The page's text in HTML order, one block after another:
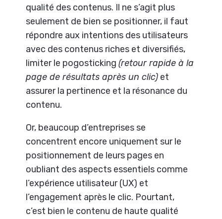
qualité des contenus. Il ne s’agit plus
seulement de bien se positionner, il faut
répondre aux intentions des utilisateurs
avec des contenus riches et diversifiés,
limiter le pogosticking(retour rapide à la
page de résultats après un clic) et
assurer la pertinence et la résonance du
contenu.
Or, beaucoup d’entreprises se
concentrent encore uniquement sur le
positionnement de leurs pages en
oubliant des aspects essentiels comme
l’expérience utilisateur (UX) et
l’engagement après le clic. Pourtant,
c’est bien le contenu de haute qualité